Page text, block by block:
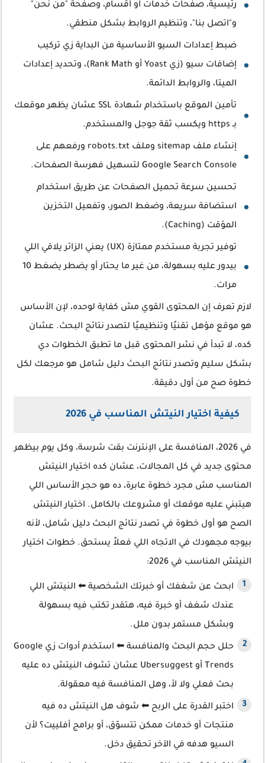
رئيسية، صفحات خدمات أو أقسام، وصفحة "من نحن"
و"اتصل بنا"، وتنظيم الروابط بشكل منطقي.
ضبط إعدادات السيو الأساسية من البداية زي تركيب
إضافات سيو (زي Yoast أو Rank Math)، وتحديد إعدادات
الميتا، والروابط الدائمة.
تأمين الموقع باستخدام شهادة SSL عشان يظهر موقعك
بـ https ويكسب ثقة جوجل والمستخدم.
إنشاء ملف sitemap وملف robots.txt ورفعهم على
Google Search Console لتسهيل فهرسة الصفحات.
تحسين سرعة تحميل الصفحات عن طريق استخدام
استضافة سريعة، وضغط الصور، وتفعيل التخزين
المؤقت (Caching).
توفير تجربة مستخدم ممتازة (UX) يعني الزائر يلاقي اللي
بيدور عليه بسهولة، من غير ما يحتار أو يضطر يضغط 10
مرات.
لازم تعرف إن المحتوى القوي مش كفاية لوحده، لإن الأساس
هو موقع مؤهل تقنيًا وتنظيميًا لتصدر نتائج البحث. عشان
كده، لا تبدأ في نشر المحتوى قبل ما تطبق الخطوات دي
بشكل سليم وتصدر نتائج البحث دليل شامل هو مرجعك لكل
خطوة صح من أول دقيقة.
كيفية اختيار النيتش المناسب في 2026
في 2026، المنافسة على الإنترنت بقت شرسة، وكل يوم بيظهر
محتوى جديد في كل المجالات، عشان كده اختيار النيتش
المناسب مش مجرد خطوة عابرة، ده هو حجر الأساس اللي
هيتبني عليه موقعك أو مشروعك بالكامل. اختيار النيتش
الصح هو أول خطوة في تصدر نتائج البحث دليل شامل، لأنه
بيوجه مجهودك في الاتجاه اللي فعلاً يستحق. خطوات اختيار
النيتش المناسب في 2026:
ابحث عن شغفك أو خبرتك الشخصية ⬅ النيتش اللي
عندك شغف أو خبرة فيه، هتقدر تكتب فيه بسهولة
وبشكل مستمر بدون ملل.
حلل حجم البحث والمنافسة ⬅ استخدم أدوات زي Google
Trends أو Ubersuggest عشان تشوف النيتش ده عليه
بحث فعلي ولا لأ، وهل المنافسة فيه معقولة.
اختبر القدرة على الربح ⬅ شوف هل النيتش ده فيه
منتجات أو خدمات ممكن تتسوّق، أو برامج أفلييت؟ لأن
السيو هدفه في الآخر تحقيق دخل.